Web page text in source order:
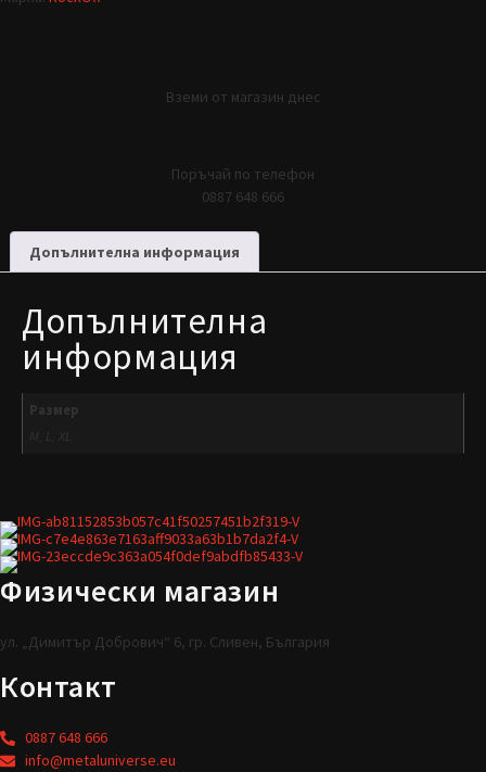
Вземи от магазин днес
Поръчай по телефон
0887 648 666
Допълнителна информация
Допълнителна
информация
Размер
M, L, XL
Физически магазин
ул. „Димитър Добрович“ 6, гр. Сливен, България
Контакт
0887 648 666
info@metaluniverse.eu